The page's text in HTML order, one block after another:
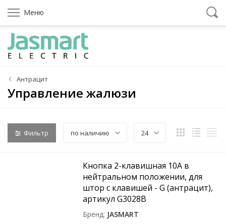
Меню
Антрацит
Управление жалюзи
Фильтр по наличию 24
Кнопка 2-клавишная 10A в
нейтральном положении, для
штор с клавишей - G (антрацит),
артикул G3028B
Бренд JASMART